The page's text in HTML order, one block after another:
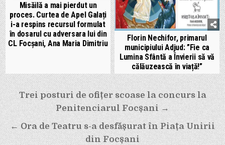
Misăilă a mai pierdut un
proces. Curtea de Apel Galați
i-a respins recursul formulat
în dosarul cu adversara lui din
CL Focșani, Ana Maria Dimitriu
Florin Nechifor, primarul
municipiului Adjud: ”Fie ca
Lumina Sfântă a Învierii să vă
călăuzească în viață!”
Navigare
în
articole
Trei posturi de ofițer scoase la concurs la
Penitenciarul Focșani →
← Ora de Teatru s-a desfășurat în Piața Unirii
din Focșani